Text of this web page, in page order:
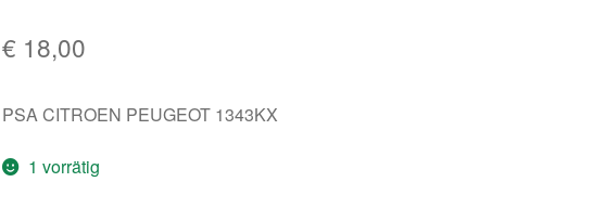
€ 18,00
PSA CITROEN PEUGEOT 1343KX
1 vorrätig